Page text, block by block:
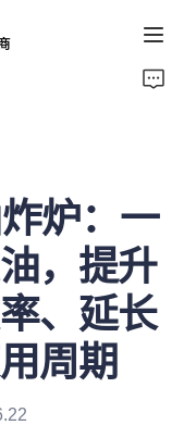
炉：一
，提升
、延长
周期